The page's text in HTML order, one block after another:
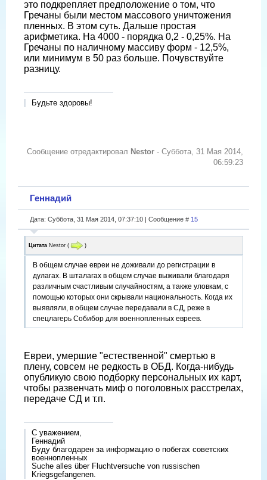
это подкрепляет предположение о том, что
Гречаны были местом массового уничтожения
пленных. В этом суть. Дальше простая
арифметика. На 4000 - порядка 0,2 - 0,25%. На
Гречаны по наличному массиву форм - 12,5%,
или минимум в 50 раз больше. Почувствуйте
разницу.
Будьте здоровы!
Сообщение отредактировал Nestor - Суббота, 31 Мая 2014,
06:59:23
Геннадий
Дата: Суббота, 31 Мая 2014, 07:37:10 | Сообщение # 15
Цитата Nestor ( )
В общем случае евреи не доживали до регистрации в
дулагах. В шталагах в общем случае выживали благодаря
различным счастливым случайностям, а также уловкам, с
помощью которых они скрывали национальность. Когда их
выявляли, в общем случае передавали в СД, реже в
спецлагерь Собибор для военнопленных евреев.
Евреи, умершие "естественной" смертью в
плену, совсем не редкость в ОБД. Когда-нибудь
опубликую свою подборку персональных их карт,
чтобы развенчать миф о поголовных расстрелах,
передаче СД и т.п.
С уважением,
Геннадий
Буду благодарен за информацию о побегах советских
военнопленных
Suche alles über Fluchtversuche von russischen
Kriegsgefangenen.